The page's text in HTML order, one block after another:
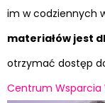
im w codziennych
materiałów jest
otrzymać dostęp
Centrum Wsparcia